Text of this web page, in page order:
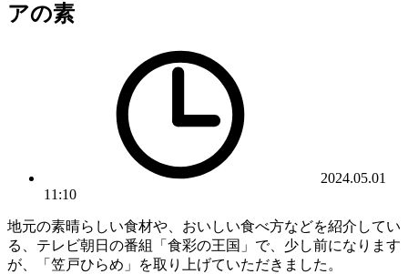
アの素
2024.05.01
11:10
地元の素晴らしい食材や、おいしい食べ方などを紹介してい
る、テレビ朝日の番組「食彩の王国」で、少し前になります
が、「笠戸ひらめ」を取り上げていただきました。